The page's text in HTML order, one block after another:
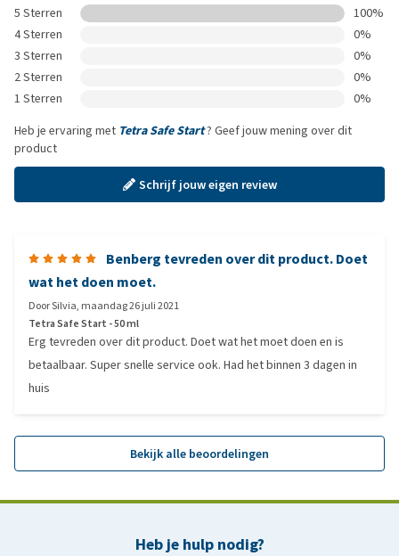
5 Sterren
100%
4 Sterren
0%
3 Sterren
0%
2 Sterren
0%
1 Sterren
0%
Heb je ervaring met Tetra Safe Start? Geef jouw mening over dit
product
Schrijf jouw eigen review
Benberg tevreden over dit product. Doet
wat het doen moet.
DoorSilvia, maandag 26 juli 2021
Tetra Safe Start - 50 ml
Erg tevreden over dit product. Doet wat het moet doen en is
betaalbaar. Super snelle service ook. Had het binnen 3 dagen in
huis
Bekijk alle beoordelingen
Heb je hulp nodig?